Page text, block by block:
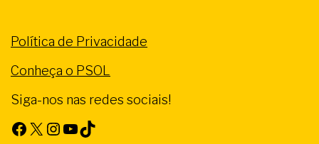
Política de Privacidade
Conheça o PSOL
Siga-nos nas redes sociais!
Facebook X Instagram Youtube TikTok